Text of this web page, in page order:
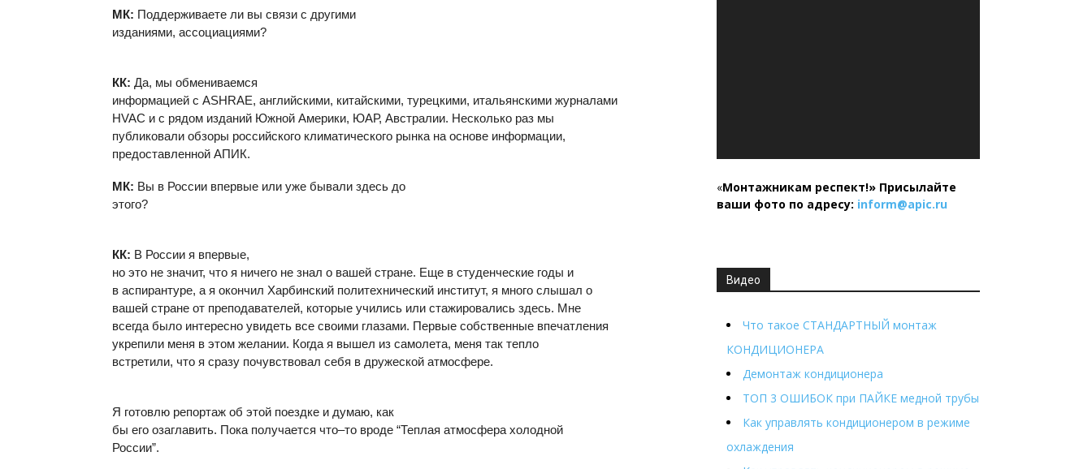
МК: Поддерживаете ли вы связи с другими
изданиями, ассоциациями?
КК: Да, мы обмениваемся
информацией с ASHRAE, английскими, китайскими, турецкими, итальянскими журналами
HVAC и с рядом изданий Южной Америки, ЮАР, Австралии. Несколько раз мы
публиковали обзоры российского климатического рынка на основе информации,
предоставленной АПИК.
МК: Вы в России впервые или уже бывали здесь до
этого?
КК: В России я впервые,
но это не значит, что я ничего не знал о вашей стране. Еще в студенческие годы и
в аспирантуре, а я окончил Харбинский политехнический институт, я много слышал о
вашей стране от преподавателей, которые учились или стажировались здесь. Мне
всегда было интересно увидеть все своими глазами. Первые собственные впечатления
укрепили меня в этом желании. Когда я вышел из самолета, меня так тепло
встретили, что я сразу почувствовал себя в дружеской атмосфере.
Я готовлю репортаж об этой поездке и думаю, как
бы его озаглавить. Пока получается что–то вроде “Теплая атмосфера холодной
России”.
«Монтажникам респект!» Присылайте
ваши фото по адресу: inform@apic.ru
Видео
Что такое СТАНДАРТНЫЙ монтаж
КОНДИЦИОНЕРА
Демонтаж кондиционера
ТОП 3 ОШИБОК при ПАЙКЕ медной трубы
Как управлять кондиционером в режиме
охлаждения